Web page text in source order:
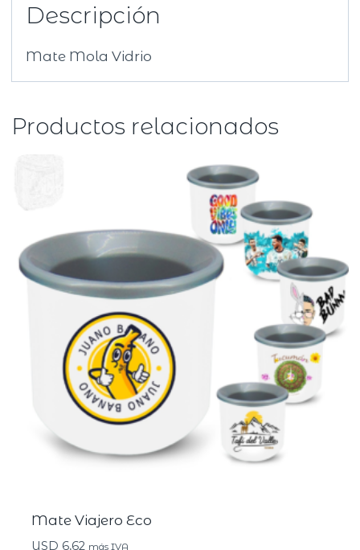
Descripción
Mate Mola Vidrio
Productos relacionados
Mate Viajero Eco
USD 6,62 más IVA